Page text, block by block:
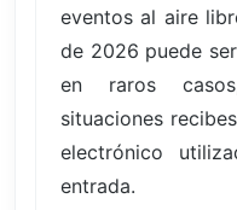
eventos al aire
de 2026 puede
en raros
situaciones
electrónico
entrada.